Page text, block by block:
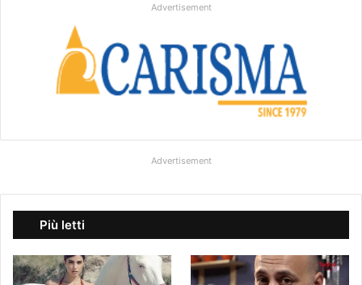
Advertisement
Advertisement
Più letti